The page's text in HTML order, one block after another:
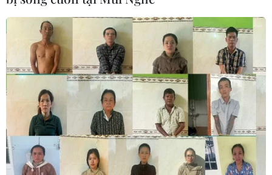
(AIIB), Ngân hàng Thế giới (WB)… mở rộng hợp
tác giữa các tổ chức quốc tế, ASEAN và Trung
Quốc trong phát triển cơ sở hạ tầng.
Tỷ lệ đói nghèo tại ASEAN vẫn ở mức cao và
cách nhanh nhất để giải quyết vấn đề là thông
qua xây dựng cơ sở hạ tầng./.
(TTXVN/Vietnam+)